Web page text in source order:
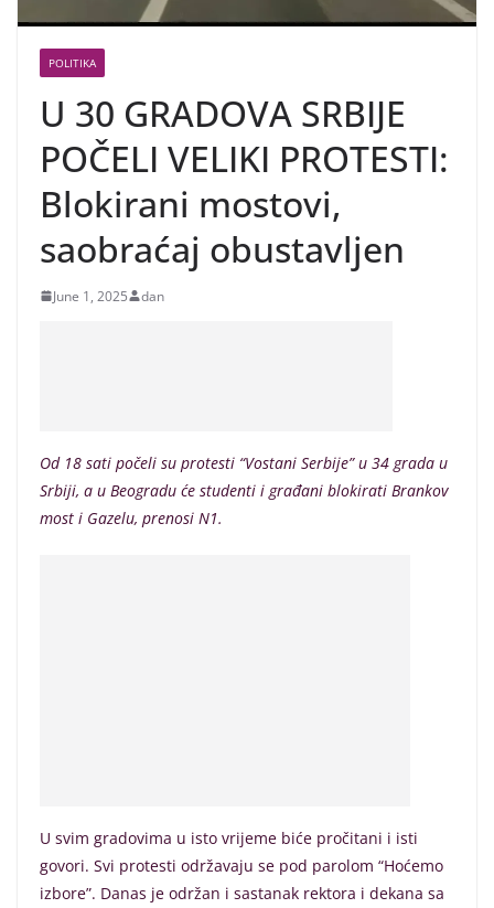
POLITIKA
U 30 GRADOVA SRBIJE
POČELI VELIKI PROTESTI:
Blokirani mostovi,
saobraćaj obustavljen
June 1, 2025 dan
Od 18 sati počeli su protesti “Vostani Serbije” u 34 grada u
Srbiji, a u Beogradu će studenti i građani blokirati Brankov
most i Gazelu, prenosi N1.
U svim gradovima u isto vrijeme biće pročitani i isti
govori. Svi protesti održavaju se pod parolom “Hoćemo
izbore”. Danas je održan i sastanak rektora i dekana sa